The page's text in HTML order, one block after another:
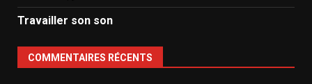
Travailler son son
COMMENTAIRES RÉCENTS